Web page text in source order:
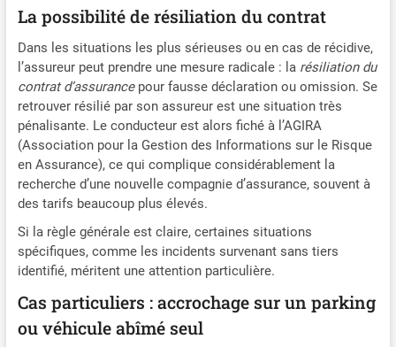
La possibilité de résiliation du contrat
Dans les situations les plus sérieuses ou en cas de récidive,
l’assureur peut prendre une mesure radicale : la résiliation du
contrat d’assurancepour fausse déclaration ou omission. Se
retrouver résilié par son assureur est une situation très
pénalisante. Le conducteur est alors fiché à l’AGIRA
(Association pour la Gestion des Informations sur le Risque
en Assurance), ce qui complique considérablement la
recherche d’une nouvelle compagnie d’assurance, souvent à
des tarifs beaucoup plus élevés.
Si la règle générale est claire, certaines situations
spécifiques, comme les incidents survenant sans tiers
identifié, méritent une attention particulière.
Cas particuliers : accrochage sur un parking
ou véhicule abîmé seul